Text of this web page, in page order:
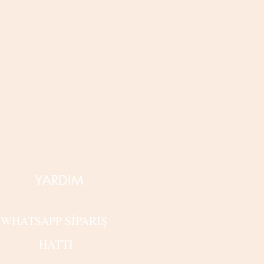
YARDIM
WHATSAPP SİPARİŞ
HATTI